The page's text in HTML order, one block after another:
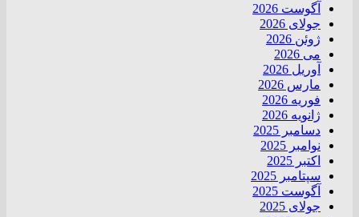
آگوست 2026
جولای 2026
ژوئن 2026
می 2026
آوریل 2026
مارس 2026
فوریه 2026
ژانویه 2026
دسامبر 2025
نوامبر 2025
اکتبر 2025
سپتامبر 2025
آگوست 2025
جولای 2025